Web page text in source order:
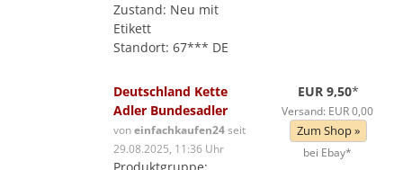
Zustand: Neu mit
Etikett
Standort: 67*** DE
Deutschland Kette
Adler Bundesadler
voneinfachkaufen24seit
29.08.2025, 11:36 Uhr
EUR 9,50*
Versand: EUR 0,00
Zum Shop »
bei Ebay*